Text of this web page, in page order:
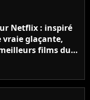
Netflix : inspiré
glaçante,
films du